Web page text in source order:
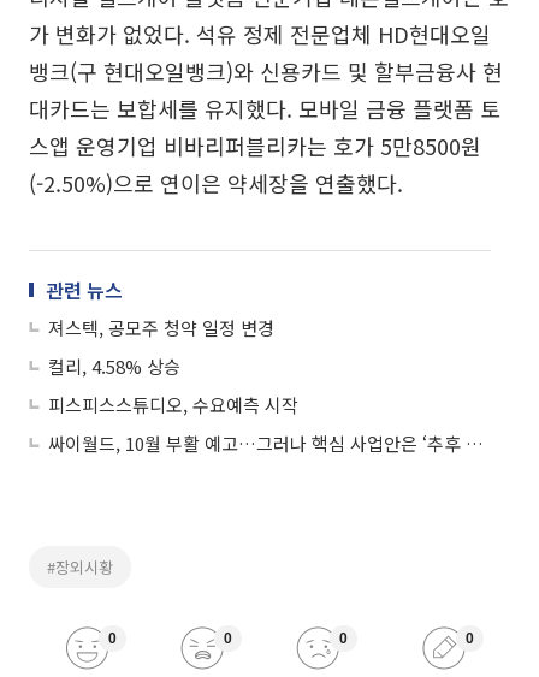
가 변화가 없었다. 석유 정제 전문업체 HD현대오일
뱅크(구 현대오일뱅크)와 신용카드 및 할부금융사 현
대카드는 보합세를 유지했다. 모바일 금융 플랫폼 토
스앱 운영기업 비바리퍼블리카는 호가 5만8500원
(-2.50%)으로 연이은 약세장을 연출했다.
관련 뉴스
져스텍, 공모주 청약 일정 변경
컬리, 4.58% 상승
피스피스스튜디오, 수요예측 시작
싸이월드, 10월 부활 예고…그러나 핵심 사업안은 ‘추후 공개’
#장외시황
0 0 0 0